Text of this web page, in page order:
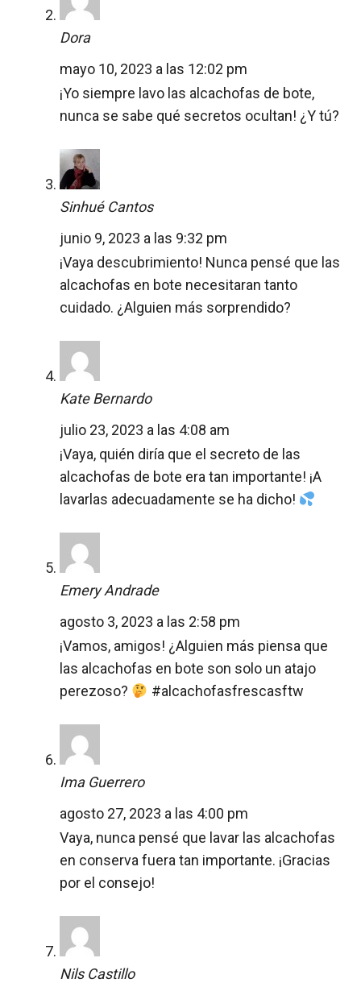
Dora
mayo 10, 2023 a las 12:02 pm
¡Yo siempre lavo las alcachofas de bote,
nunca se sabe qué secretos ocultan! ¿Y tú?
Sinhué Cantos
junio 9, 2023 a las 9:32 pm
¡Vaya descubrimiento! Nunca pensé que las
alcachofas en bote necesitaran tanto
cuidado. ¿Alguien más sorprendido?
Kate Bernardo
julio 23, 2023 a las 4:08 am
¡Vaya, quién diría que el secreto de las
alcachofas de bote era tan importante! ¡A
lavarlas adecuadamente se ha dicho!
Emery Andrade
agosto 3, 2023 a las 2:58 pm
¡Vamos, amigos! ¿Alguien más piensa que
las alcachofas en bote son solo un atajo
perezoso?
#alcachofasfrescasftw
Ima Guerrero
agosto 27, 2023 a las 4:00 pm
Vaya, nunca pensé que lavar las alcachofas
en conserva fuera tan importante. ¡Gracias
por el consejo!
Nils Castillo